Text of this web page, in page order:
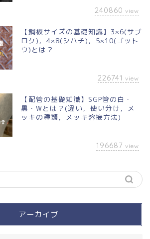
240860 view
【鋼板サイズの基礎知識】3×6(サブ
ロク)，4×8(シハチ)，5×10(ゴット
ウ)とは？
226741 view
【配管の基礎知識】SGP管の白・
黒・Wとは？(違い，使い分け，メ
ッキの種類，メッキ溶接方法)
196687 view
アーカイブ